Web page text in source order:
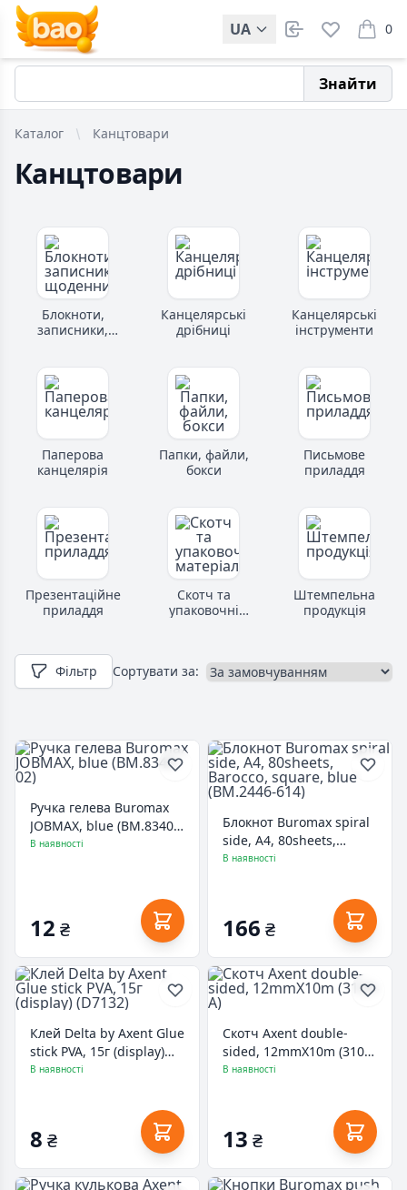
UA 0
items
Знайти
Каталог Канцтовари
Канцтовари
Блокноти,
записники,
Канцелярські
дрібниці
Канцелярські
інструменти
Паперова
канцелярія
Папки, файли,
бокси
Письмове
приладдя
Презентаційне
приладдя
Скотч та
упаковочні
Штемпельна
продукція
Фільтр Сортувати за:
Ручка гелева Buromax
JOBMAX, blue (BM.8340-
02)
В наявності
12 ₴
Блокнот Buromax spiral
side, А4, 80sheets,
Barocco, square, blue
В наявності
166 ₴
Клей Delta by Axent Glue
stick PVA, 15г (display)
(D7132)
В наявності
8 ₴
Скотч Axent double-
sided, 12mmХ10m (3100-
А)
В наявності
13 ₴